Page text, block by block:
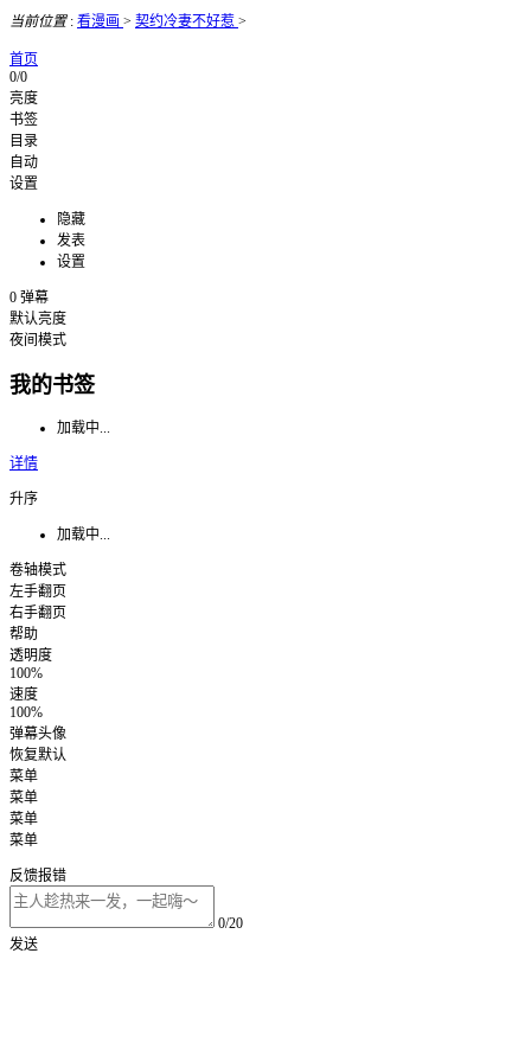
当前位置: 看漫画 > 契约冷妻不好惹 >
首页
0/0
亮度
书签
目录
自动
设置
隐藏
发表
设置
0 弹幕
默认亮度
夜间模式
我的书签
加载中...
详情
升序
加载中...
卷轴模式
左手翻页
右手翻页
帮助
透明度
100%
速度
100%
弹幕头像
恢复默认
菜单
菜单
菜单
菜单
反馈报错
0/20
发送